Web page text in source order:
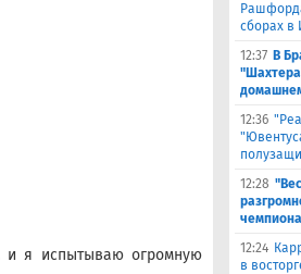
и я испытываю огромную
сборах в
12:37 В
12:36
12:28
12:24
в